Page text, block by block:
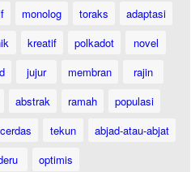
monolog toraks
adaptasi
kreatif polkadot
novel
jujur membran
rajin
abstrak ramah
populasi
cerdas tekun
abjad-atau-abjat
optimis